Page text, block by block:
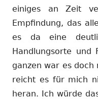
einiges an Zeit
Empfindung, das
es da eine
Handlungsorte und
ganzen war es
reicht es für mich
heran. Ich würde